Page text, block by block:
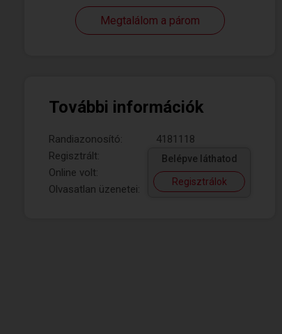
Megtalálom a párom
További információk
Randiazonosító:
4181118
Regisztrált:
Online volt:
Olvasatlan üzenetei:
Belépve láthatod
Regisztrálok